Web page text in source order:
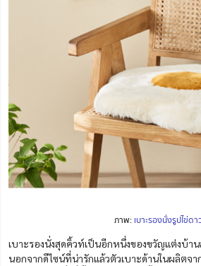
ภาพ: เบาะรองนั่งรูปไข่ดา
เบาะรองนั่งสุดคิ้วท์เป็นอีกหนึ่งของขวัญแต่งบ้า
นอกจากดีไซน์ที่น่ารักแล้วตัวเบาะด้านในผลิตจา